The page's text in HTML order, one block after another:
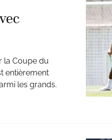
la Coupe du
entièrement
les grands.